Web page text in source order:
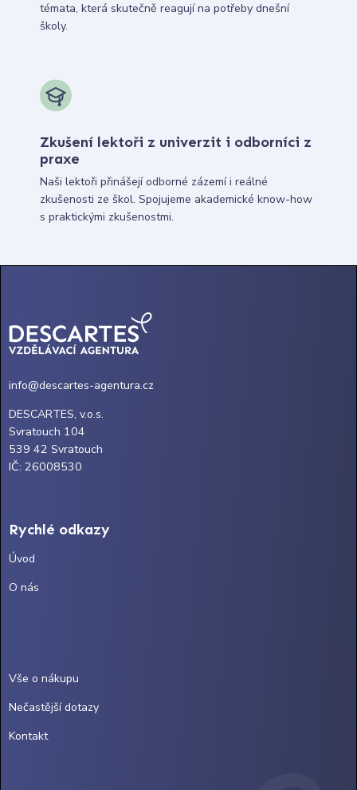
témata, která skutečně reagují na potřeby dnešní
školy.
Zkušení lektoři z univerzit i odborníci z
praxe
Naši lektoři přinášejí odborné zázemí i reálné
zkušenosti ze škol. Spojujeme akademické know-how
s praktickými zkušenostmi.
info@descartes-agentura.cz
DESCARTES, v.o.s.
Svratouch 104
539 42 Svratouch
IČ: 26008530
Rychlé odkazy
Úvod
O nás
Vše o nákupu
Nečastější dotazy
Kontakt